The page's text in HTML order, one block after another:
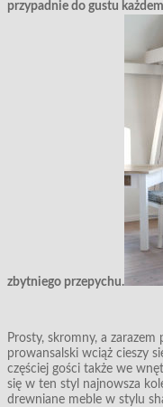
przypadnie do gustu
zbytniego przepychu.
Prosty, skromny, a
prowansalski wciąż cieszy
częściej gości także we
się w ten styl najnowsza
drewniane meble w stylu